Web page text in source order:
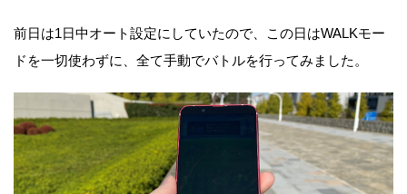
前日は1日中オート設定にしていたので、この日はWALKモー
ドを一切使わずに、全て手動でバトルを行ってみました。